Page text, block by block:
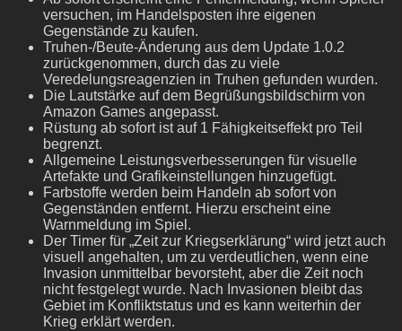
versuchen, im Handelsposten ihre eigenen
Gegenstände zu kaufen.
Truhen-/Beute-Änderung aus dem Update 1.0.2
zurückgenommen, durch das zu viele
Veredelungsreagenzien in Truhen gefunden wurden.
Die Lautstärke auf dem Begrüßungsbildschirm von
Amazon Games angepasst.
Rüstung ab sofort ist auf 1 Fähigkeitseffekt pro Teil
begrenzt.
Allgemeine Leistungsverbesserungen für visuelle
Artefakte und Grafikeinstellungen hinzugefügt.
Farbstoffe werden beim Handeln ab sofort von
Gegenständen entfernt. Hierzu erscheint eine
Warnmeldung im Spiel.
Der Timer für „Zeit zur Kriegserklärung“ wird jetzt auch
visuell angehalten, um zu verdeutlichen, wenn eine
Invasion unmittelbar bevorsteht, aber die Zeit noch
nicht festgelegt wurde. Nach Invasionen bleibt das
Gebiet im Konfliktstatus und es kann weiterhin der
Krieg erklärt werden.